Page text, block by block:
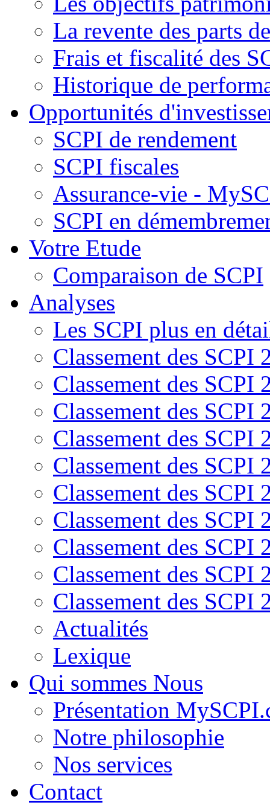
La revente des parts
Frais et fiscalité des
Historique de
Opportunités
SCPI de rendement
SCPI fiscales
Assurance-vie -
SCPI en
Votre Etude
Comparaison de SCPI
Analyses
Les SCPI plus en
Classement des SCPI
Classement des SCPI
Classement des SCPI
Classement des SCPI
Classement des SCPI
Classement des SCPI
Classement des SCPI
Classement des SCPI
Classement des SCPI
Classement des SCPI
Actualités
Lexique
Qui sommes Nous
Présentation
Notre philosophie
Nos services
Contact